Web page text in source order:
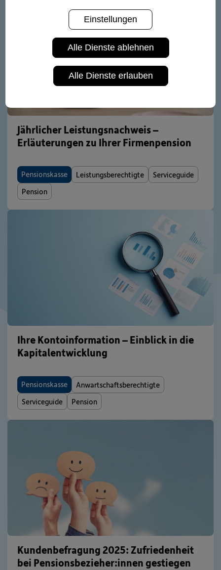
Jährlicher Leistungsnachweis –
Erläuterungen zu Ihrer Firmenpension
Pensionskasse Leistungsberechtigte
Serviceguide
Pension
Ihre Kontoinformation – Einblick in die
Kapitalentwicklung
Pensionskasse
Anwartschaftsberechtigte
Serviceguide
Pension
Kundenbefragung 2025: Zufriedenheit
bei Pensionsbezieher:innen gestiegen
Einstellungen
Alle Dienste ablehnen
Alle Dienste erlauben